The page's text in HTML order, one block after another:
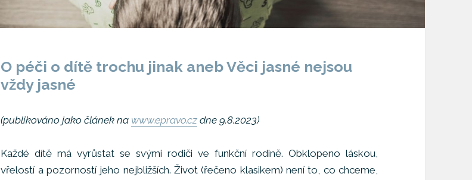
O péči o dítě trochu jinak aneb Věci jasné nejsou
vždy jasné
(publikováno jako článek na www.epravo.cz dne 9.8.2023)
Každé dítě má vyrůstat se svými rodiči ve funkční rodině. Obklopeno láskou,
vřelostí a pozorností jeho nejbližších. Život (řečeno klasikem) není to, co chceme,